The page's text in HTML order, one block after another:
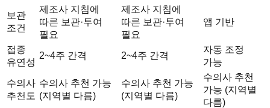
보관
조건
제조사 지침에
따른 보관·투여
필요
제조사 지침에
따른 보관·투여
필요
앱 기반
접종
유연성
2~4주 간격 2~4주 간격
자동 조정
가능
수의사
추천도
수의사 추천 가능
(지역별 다름)
수의사 추천 가능
(지역별 다름)
수의사 추천
가능 (지역별
다름)